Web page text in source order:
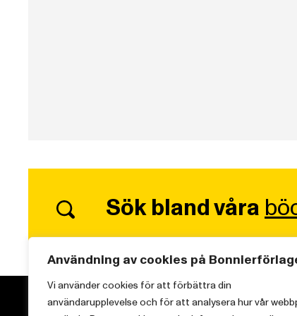
Användning av cookies på
Vi använder cookies för att förbättra din
användarupplevelse och för att analysera hur vår
Sök bland våra